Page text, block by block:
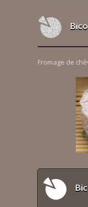
Fromage de